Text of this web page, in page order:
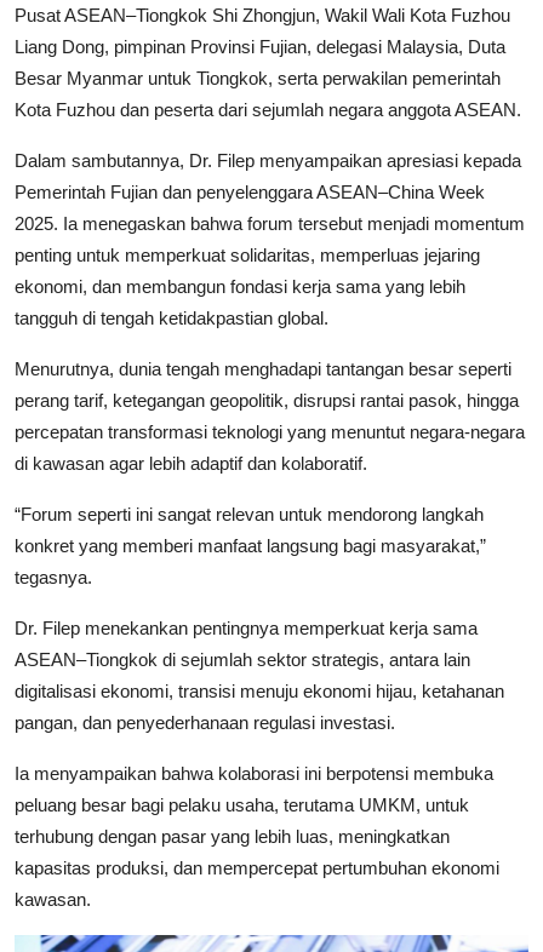
Pusat ASEAN–Tiongkok Shi Zhongjun, Wakil Wali Kota Fuzhou
Liang Dong, pimpinan Provinsi Fujian, delegasi Malaysia, Duta
Besar Myanmar untuk Tiongkok, serta perwakilan pemerintah
Kota Fuzhou dan peserta dari sejumlah negara anggota ASEAN.
Dalam sambutannya, Dr. Filep menyampaikan apresiasi kepada
Pemerintah Fujian dan penyelenggara ASEAN–China Week
2025. Ia menegaskan bahwa forum tersebut menjadi momentum
penting untuk memperkuat solidaritas, memperluas jejaring
ekonomi, dan membangun fondasi kerja sama yang lebih
tangguh di tengah ketidakpastian global.
Menurutnya, dunia tengah menghadapi tantangan besar seperti
perang tarif, ketegangan geopolitik, disrupsi rantai pasok, hingga
percepatan transformasi teknologi yang menuntut negara-negara
di kawasan agar lebih adaptif dan kolaboratif.
“Forum seperti ini sangat relevan untuk mendorong langkah
konkret yang memberi manfaat langsung bagi masyarakat,”
tegasnya.
Dr. Filep menekankan pentingnya memperkuat kerja sama
ASEAN–Tiongkok di sejumlah sektor strategis, antara lain
digitalisasi ekonomi, transisi menuju ekonomi hijau, ketahanan
pangan, dan penyederhanaan regulasi investasi.
Ia menyampaikan bahwa kolaborasi ini berpotensi membuka
peluang besar bagi pelaku usaha, terutama UMKM, untuk
terhubung dengan pasar yang lebih luas, meningkatkan
kapasitas produksi, dan mempercepat pertumbuhan ekonomi
kawasan.